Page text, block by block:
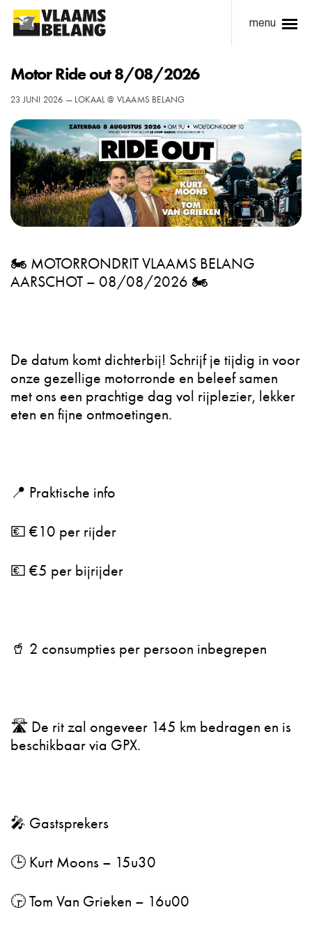
menu
Motor Ride out 8/08/2026
23 JUNI 2026 — LOKAAL @ VLAAMS BELANG
🏍️ MOTORRONDRIT VLAAMS BELANG
AARSCHOT – 08/08/2026 🏍️
De datum komt dichterbij! Schrijf je tijdig in voor
onze gezellige motorronde en beleef samen
met ons een prachtige dag vol rijplezier, lekker
eten en fijne ontmoetingen.
📍 Praktische info
💶 €10 per rijder
💶 €5 per bijrijder
🥤 2 consumpties per persoon inbegrepen
🛣️ De rit zal ongeveer 145 km bedragen en is
beschikbaar via GPX.
🎤 Gastsprekers
🕒 Kurt Moons – 15u30
🕞 Tom Van Grieken – 16u00